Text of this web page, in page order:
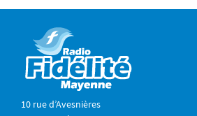
10 rue d’Avesnières